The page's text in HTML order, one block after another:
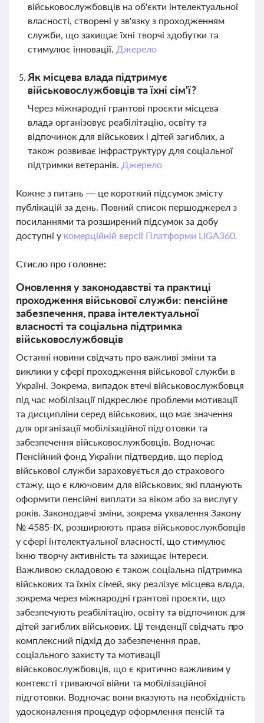
військовослужбовців на об'єкти інтелектуальної
власності, створені у зв'язку з проходженням
служби, що захищає їхні творчі здобутки та
стимулює інновації. Джерело
Як місцева влада підтримує
військовослужбовців та їхні сім'ї?
Через міжнародні грантові проєкти місцева
влада організовує реабілітацію, освіту та
відпочинок для військових і дітей загиблих, а
також розвиває інфраструктуру для соціальної
підтримки ветеранів. Джерело
Кожне з питань — це короткий підсумок змісту
публікацій за день. Повний список першоджерел з
посиланнями та розширений підсумок за добу
доступні у комерційній версії Платформи LIGA360.
Стисло про головне:
Оновлення у законодавстві та практиці
проходження військової служби: пенсійне
забезпечення, права інтелектуальної
власності та соціальна підтримка
військовослужбовців
Останні новини свідчать про важливі зміни та
виклики у сфері проходження військової служби в
Україні. Зокрема, випадок втечі військовослужбовця
під час мобілізації підкреслює проблеми мотивації
та дисципліни серед військових, що має значення
для організації мобілізаційної підготовки та
забезпечення військовослужбовців. Водночас
Пенсійний фонд України підтвердив, що період
військової служби зараховується до страхового
стажу, що є ключовим для військових, які планують
оформити пенсійні виплати за віком або за вислугу
років. Законодавчі зміни, зокрема ухвалення Закону
№ 4585-IX, розширюють права військовослужбовців
у сфері інтелектуальної власності, що стимулює
їхню творчу активність та захищає інтереси.
Важливою складовою є також соціальна підтримка
військових та їхніх сімей, яку реалізує місцева влада,
зокрема через міжнародні грантові проєкти, що
забезпечують реабілітацію, освіту та відпочинок для
дітей загиблих військових. Ці тенденції свідчать про
комплексний підхід до забезпечення прав,
соціального захисту та мотивації
військовослужбовців, що є критично важливим у
контексті триваючої війни та мобілізаційної
підготовки. Водночас вони вказують на необхідність
удосконалення процедур оформлення пенсій та